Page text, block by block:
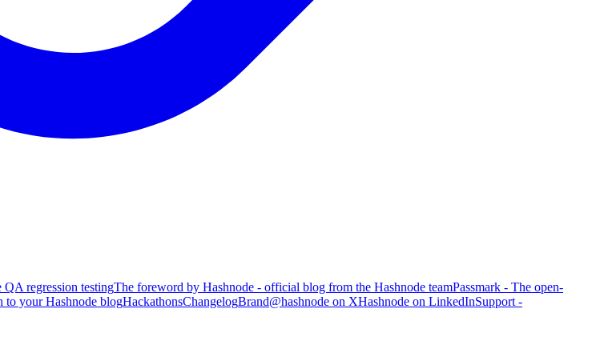
regression testingThe foreword by Hashnode - official blog from the Hashnode teamPassmark - The open-
to your Hashnode blogHackathonsChangelogBrand@hashnode on XHashnode on LinkedInSupport -